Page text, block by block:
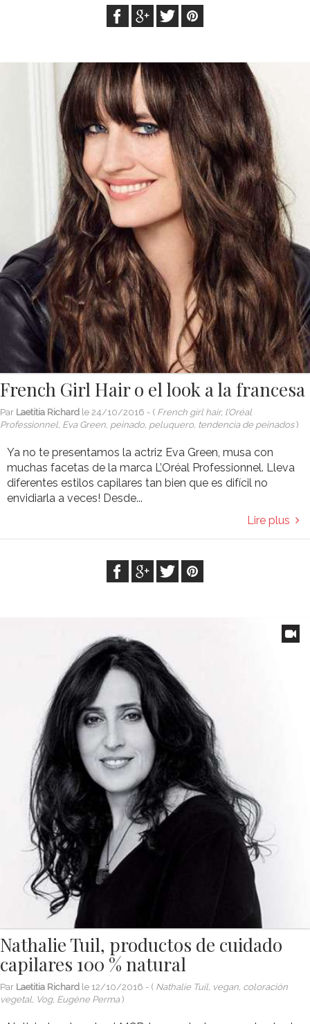
French Girl Hair o el look a la francesa
Par Laetitia Richard le 24/10/2016 - ( French girl hair, l’Oréal
Professionnel, Eva Green, peinado, peluquero, tendencia de peinados)
Ya no te presentamos la actriz Eva Green, musa con
muchas facetas de la marca L’Oréal Professionnel. Lleva
diferentes estilos capilares tan bien que es difícil no
envidiarla a veces! Desde...
Lire plus
Nathalie Tuil, productos de cuidado
capilares 100 % natural
Par Laetitia Richard le 12/10/2016 - ( Nathalie Tuil, vegan, coloración
vegetal, Vog, Eugène Perma)